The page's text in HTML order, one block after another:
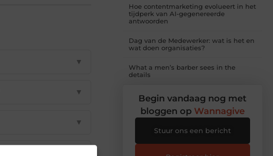
▼
▼
▼
Hoe contentmarketing evolueert in het
tijdperk van AI-gegenereerde
antwoorden
Dag van de Medewerker: wat is het en
wat doen organisaties?
What a men’s barber sees in the
details
Begin vandaag nog met
bloggen op Wannagive
Stuur ons een bericht